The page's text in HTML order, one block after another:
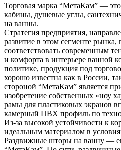
Торговая марка “МетаКам” —
кабины, душевые углы,
на ванны.
Стратегия предприятия,
развитие в этом сегменте рынка,
соответствовать современным
и комфорта в интерьере ванной
политике, продукция под
хорошо известна как в России,
стороной “МетаКам” является
изобретение собственных «ноу
рамы для пластиковых экранов
камерный ПВХ профиль по
Из-за высокой устойчивости к
идеальным материалом в
Раздвижные шторы на ванну —